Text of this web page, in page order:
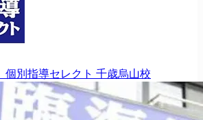
別指導セレクト 千歳烏山校